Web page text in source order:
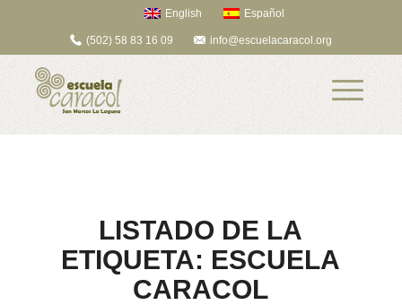
English Español
(502) 58 83 16 09 info@escuelacaracol.org
LISTADO DE LA
ETIQUETA: ESCUELA
CARACOL